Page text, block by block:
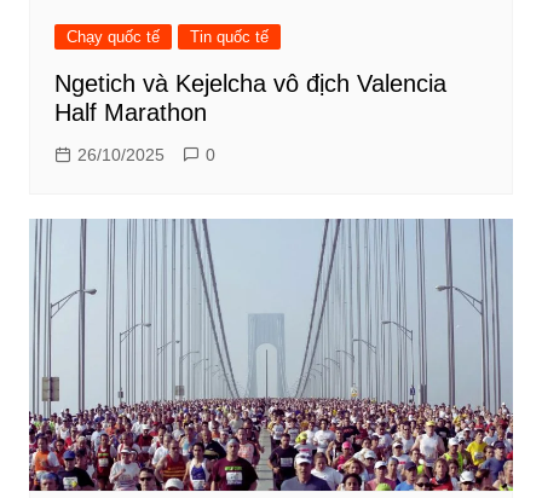
Chạy quốc tế Tin quốc tế
Ngetich và Kejelcha vô địch Valencia
Half Marathon
26/10/2025 0